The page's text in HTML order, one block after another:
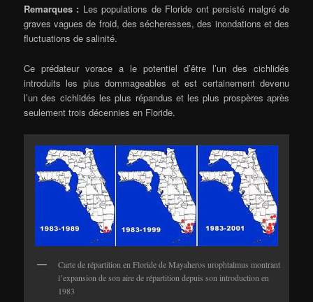
Remarques : Les populations de Floride ont persisté malgré de
graves vagues de froid, des sécheresses, des inondations et des
fluctuations de salinité.
Ce prédateur vorace a le potentiel d’être l’un des cichlidés
introduits les plus dommageables et est certainement devenu
l’un des cichlidés les plus répandus et les plus prospères après
seulement trois décennies en Floride.
Carte de répartition en Floride de Mayaheros urophtalmus montrant
l’expansion de son aire de répartition depuis son introduction en
1983